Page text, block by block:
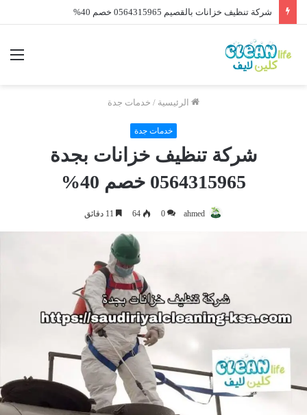
شركة تنظيف خزانات بالطائف 0564315965 خصم 40%
الرئيسية / خدمات جدة
خدمات جدة
شركة تنظيف خزانات بجدة
0564315965 خصم 40%
ahmed
0
64